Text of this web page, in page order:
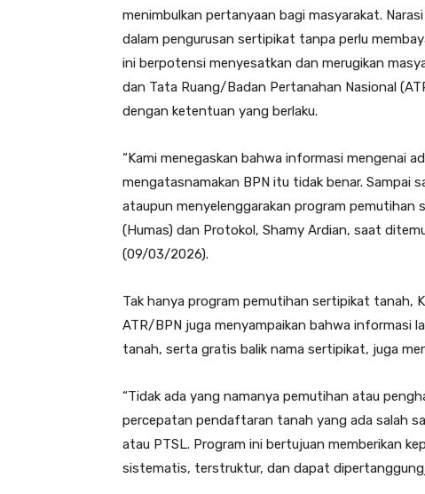
menimbulkan pertanyaan bagi masyarakat.
dalam pengurusan sertipikat tanpa perlu
ini berpotensi menyesatkan dan merugikan
dan Tata Ruang/Badan Pertanahan Nasional
dengan ketentuan yang berlaku.
“Kami menegaskan bahwa informasi mengenai
mengatasnamakan BPN itu tidak benar. Sampai
ataupun menyelenggarakan program pemutihan
(Humas) dan Protokol, Shamy Ardian, saat
(09/03/2026).
Tak hanya program pemutihan sertipikat tanah,
ATR/BPN juga menyampaikan bahwa informasi
tanah, serta gratis balik nama sertipikat, juga
“Tidak ada yang namanya pemutihan atau
percepatan pendaftaran tanah yang ada salah
atau PTSL. Program ini bertujuan memberikan
sistematis, terstruktur, dan dapat